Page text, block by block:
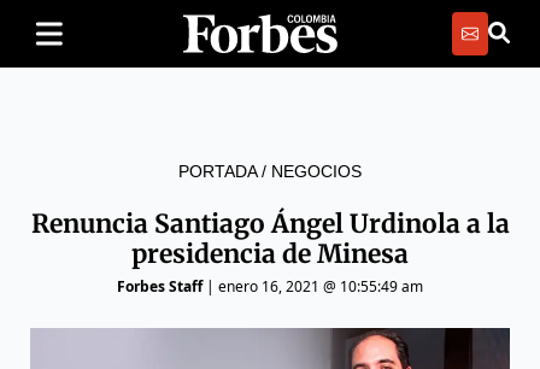
PORTADA/ NEGOCIOS
Renuncia Santiago Ángel Urdinola a la
presidencia de Minesa
Forbes Staff| enero 16, 2021 @ 10:55:49 am